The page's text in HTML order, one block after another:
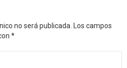
no será publicada.
Los campos
*